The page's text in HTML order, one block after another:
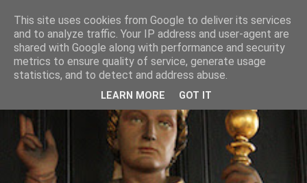
This site uses cookies from Google to deliver its services
and to analyze traffic. Your IP address and user-agent are
shared with Google along with performance and security
metrics to ensure quality of service, generate usage
statistics, and to detect and address abuse.
LEARN MORE GOT IT